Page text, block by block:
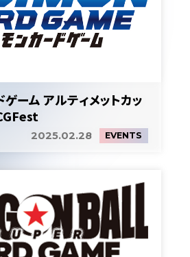
ーム アルティメットカッ
2025.02.28 EVENTS